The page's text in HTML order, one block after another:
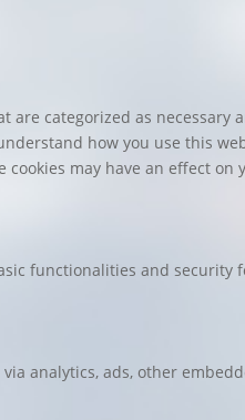
categorized as necessary
how you use this
may have an effect on
functionalities and security
analytics, ads, other